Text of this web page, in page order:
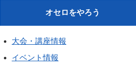
オセロをやろう
大会・講座情報
イベント情報